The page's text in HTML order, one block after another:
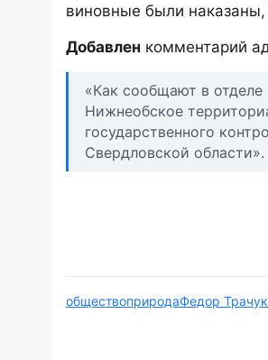
виновные были
Добавлен комментарий
«Как сообщают в
Нижнеобское
государственного
Свердловской области».
обществоприродаФедор Трачук